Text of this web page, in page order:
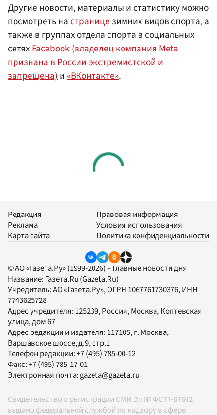
Другие новости, материалы и статистику можно
посмотреть настраницезимних видов спорта, а
также в группах отдела спорта в социальных
сетяхFacebook (владелец компания Meta
признана в России экстремистской и
запрещена)и«ВКонтакте».
Редакция
Реклама
Карта сайта
Правовая информация
Условия использования
Политика конфиденциальности
© АО «Газета.Ру» (1999-2026) – Главные новости дня
Название: Газета.Ru (Gazeta.Ru)
Учредитель:АО «Газета.Ру», ОГРН 1067761730376, ИНН
7743625728
Адрес учредителя: 125239, Россия, Москва, Коптевская
улица, дом 67
Адрес редакции и издателя: 117105, г. Москва,
Варшавское шоссе, д.9, стр.1
Телефон редакции:+7 (495) 785-00-12
Факс:+7 (495) 785-17-01
Электронная почта: gazeta@gazeta.ru
Свидетельство о регистрации СМИ Эл № ФС77-67642
выдано федеральной службой по надзору в сфере